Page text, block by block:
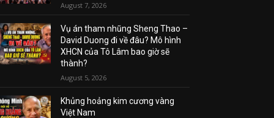
August 7, 2026
Vụ án tham nhũng Sheng Thao –
David Duong đi về đâu? Mô hình
XHCN của Tô Lâm bao giờ sẽ
thành?
August 5, 2026
Khủng hoảng kim cương vàng
Việt Nam